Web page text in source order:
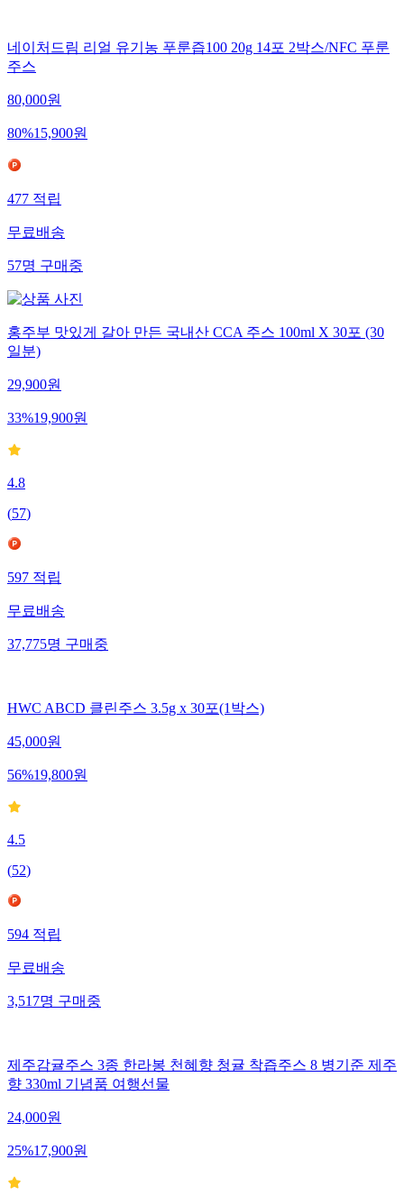
네이처드림 리얼 유기농 푸룬즙100 20g 14포 2박스/NFC 푸룬
주스
80,000원
80%15,900원
477적립
무료배송
57명구매중
홍주부 맛있게 갈아 만든 국내산 CCA 주스 100ml X 30포 (30
일분)
29,900원
33%19,900원
4.8
(57)
597적립
무료배송
37,775명구매중
HWC ABCD 클린주스 3.5g x 30포(1박스)
45,000원
56%19,800원
4.5
(52)
594적립
무료배송
3,517명구매중
제주감귤주스 3종 한라봉 천혜향 청귤 착즙주스 8 병기준 제주
향 330ml 기념품 여행선물
24,000원
25%17,900원